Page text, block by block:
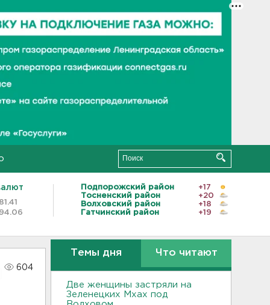
Подпорожский район
+17
Тосненский район
+20
Волховский район
+18
Гатчинский район
+19
604
Темы дня Что читают
Две женщины застряли на
Зеленецких Мхах под